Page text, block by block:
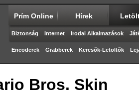
Prím Online Hírek
Biztonság Internet Irodai Alkalmazások
Encoderek Grabberek Keresők-Letöltők
Bros. Skin